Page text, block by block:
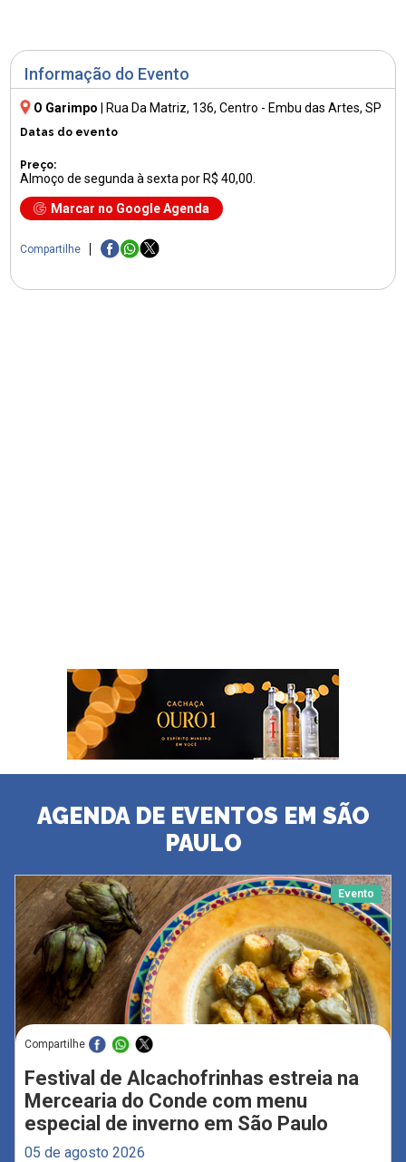
Informação do Evento
O Garimpo Rua Da Matriz, 136, Centro - Embu das Artes, SP
Datas do evento
Preço:
Almoço de segunda à sexta por R$ 40,00.
Marcar no Google Agenda
Compartilhe
AGENDA DE EVENTOS EM SÃO
PAULO
Evento
Compartilhe
Festival de Alcachofrinhas estreia na
Mercearia do Conde com menu
especial de inverno em São Paulo
05 de agosto 2026